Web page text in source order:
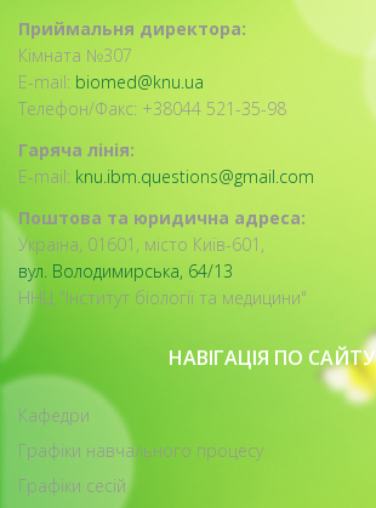
Приймальня директора:
Кімната №307
E-mail: biomed@knu.ua
Телефон/Факс: +38044 521-35-98
Гаряча лінія:
E-mail: knu.ibm.questions@gmail.com
Поштова та юридична адреса:
Україна, 01601, місто Київ-601,
вул. Володимирська, 64/13
ННЦ "Інститут біології та медицини"
НАВІГАЦІЯ ПО САЙТУ
Кафедри
Графіки навчального процесу
Графіки сесій